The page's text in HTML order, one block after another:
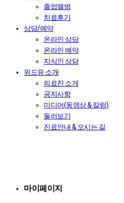
졸업앨범
치료후기
상담/예약
온라인 상담
온라인 예약
지식인 상담
위드유 소개
의료진 소개
공지사항
미디어(동영상 & 칼럼)
둘러보기
진료안내 & 오시는 길
마이페이지